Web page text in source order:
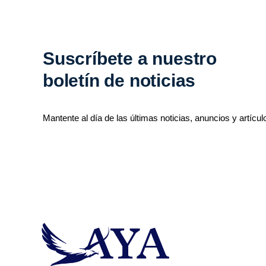
Suscríbete a nuestro
boletín de noticias
Mantente al día de las últimas noticias, anuncios y